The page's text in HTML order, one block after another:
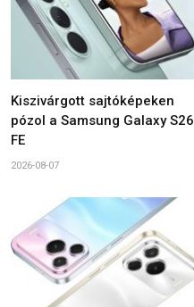
Kiszivárgott sajtóképeken
pózol a Samsung Galaxy S26
FE
2026-08-07